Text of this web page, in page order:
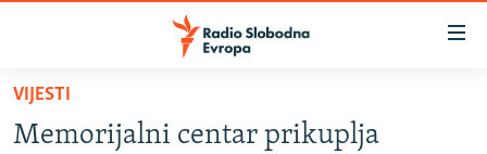
Pređite
glavni
VIJESTI
Memorijalni centar prikuplja